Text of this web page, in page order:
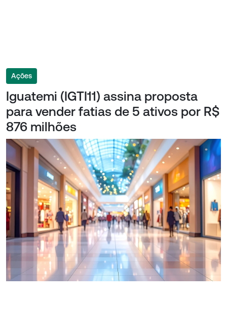
Ações
Iguatemi (IGTI11) assina proposta
para vender fatias de 5 ativos por R$
876 milhões